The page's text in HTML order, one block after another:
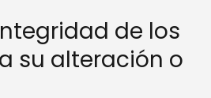
de los
su alteración o